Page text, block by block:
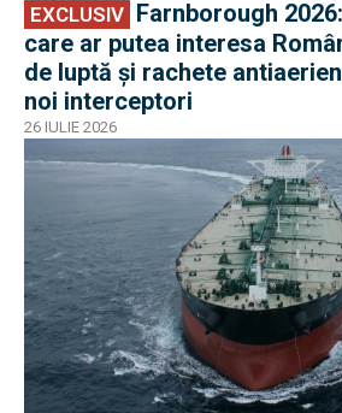
EXCLUSIV
care ar putea interesa
de luptă și rachete
noi interceptori
26 IULIE 2026